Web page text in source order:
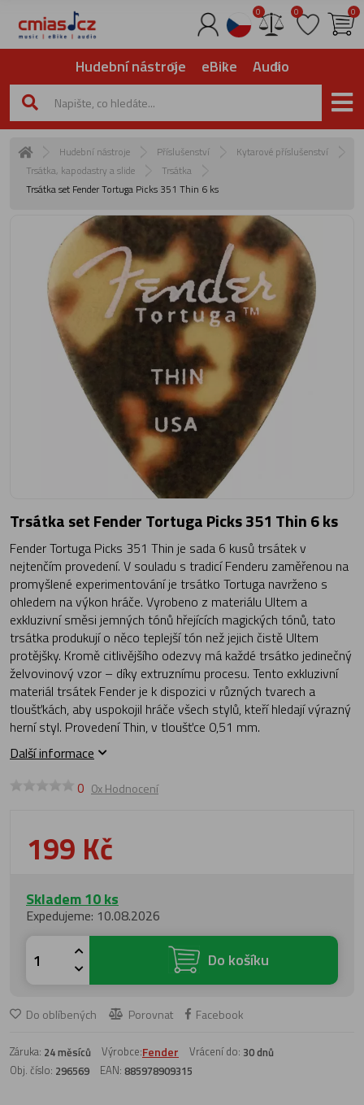
0 0 0
Hudební nástroje eBike Audio
Hudební nástroje Příslušenství
Kytarové příslušenství
Trsátka, kapodastry a slide
Trsátka
Trsátka set Fender Tortuga Picks 351 Thin 6 ks
Trsátka set Fender Tortuga Picks 351 Thin 6 ks
Fender Tortuga Picks 351 Thin je sada 6 kusů trsátek v
nejtenčím provedení. V souladu s tradicí Fenderu zaměřenou na
promyšlené experimentování je trsátko Tortuga navrženo s
ohledem na výkon hráče. Vyrobeno z materiálu Ultem a
exkluzivní směsi jemných tónů hřejících magických tónů, tato
trsátka produkují o něco teplejší tón než jejich čistě Ultem
protějšky. Kromě citlivějšího odezvy má každé trsátko jedinečný
želvovinový vzor – díky extruznímu procesu. Tento exkluzivní
materiál trsátek Fender je k dispozici v různých tvarech a
tloušťkách, aby uspokojil hráče všech stylů, kteří hledají výrazný
herní styl. Provedení Thin, v tloušťce 0,51 mm.
Další informace
0 0x Hodnocení
199 Kč
Skladem 10 ks
Expedujeme: 10.08.2026
Do košíku
Do oblíbených Porovnat Facebook
Záruka: 24 měsíců Výrobce:Fender Vrácení do: 30 dnů
Obj. číslo: 296569 EAN: 885978909315